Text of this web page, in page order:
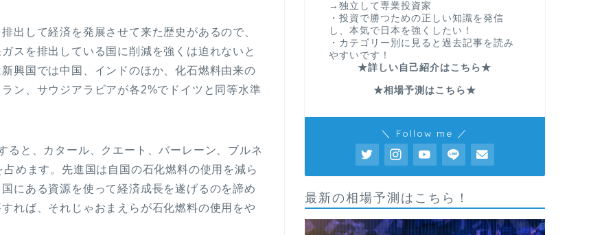
出して経済を発展させて来た歴史があるので、
スを排出している国に削減を強くは迫れないと
興国では中国、インドのほか、化石燃料由来の
ン、サウジアラビアが各2%でドイツと同等水準
ると、カタール、クエート、バーレーン、ブルネ
めます。先進国は自国の石化燃料の使用を減ら
にある資源を使って経済成長を遂げるのを諦め
れば、それじゃおまえらが石化燃料の使用をや
→独立して専業投資家
・投資で勝つための正しい知識を発信
し、本気で日本を強くしたい！
・カテゴリー別に見ると過去記事を読み
やすいです！
★詳しい自己紹介はこちら★
★相場予測はこちら★
＼ Follow me ／
最新の相場予測はこちら！